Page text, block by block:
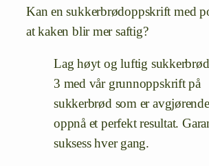
Kan en sukkerbrødoppskrift med
at kaken blir mer saftig?
Lag høyt og luftig
3 med vår grunnoppskrift på
sukkerbrød som er
oppnå et perfekt resultat.
suksess hver gang.